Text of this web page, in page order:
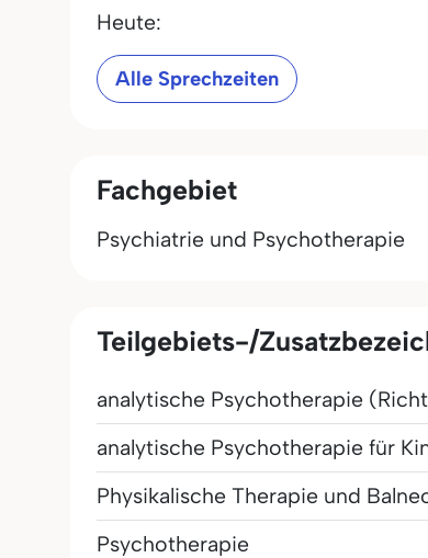
Heute:
Alle Sprechzeiten
Fachgebiet
Psychiatrie und Psychotherapie
Teilgebiets-/
analytische Psychotherapie
analytische Psychotherapie für
Physikalische Therapie und
Psychotherapie